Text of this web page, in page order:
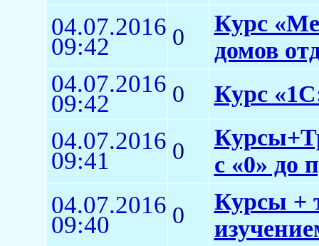
04.07.2016
09:42 0
Курс
домов
04.07.2016
09:42 0 Курс
04.07.2016
09:41 0
с «0» до
04.07.2016
09:40 0
Курсы +